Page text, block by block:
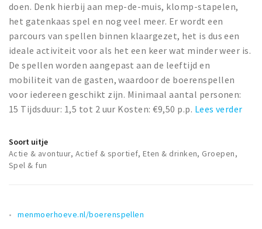
Baroniepoorten
Sport
Andere City Apps
doen. Denk hierbij aan mep-de-muis, klomp-stapelen,
het gatenkaas spel en nog veel meer. Er wordt een
parcours van spellen binnen klaargezet, het is dus een
ideale activiteit voor als het een keer wat minder weer is.
De spellen worden aangepast aan de leeftijd en
mobiliteit van de gasten, waardoor de boerenspellen
voor iedereen geschikt zijn. Minimaal aantal personen:
15 Tijdsduur: 1,5 tot 2 uur Kosten: €9,50 p.p. Lees verder
Soort uitje
Actie & avontuur, Actief & sportief, Eten & drinken, Groepen,
Spel & fun
menmoerhoeve.nl/boerenspellen